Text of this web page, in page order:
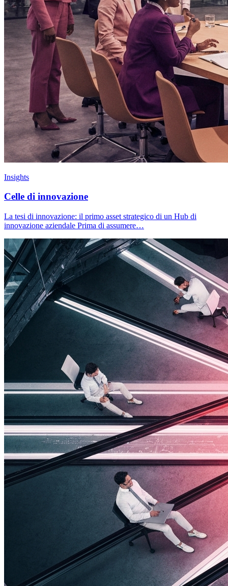
Insights
Celle di innovazione
La tesi di innovazione: il primo asset strategico di un Hub di
innovazione aziendale Prima di assumere…